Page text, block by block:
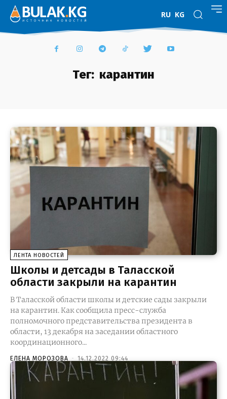
RU KG
Тег: карантин
ЛЕНТА НОВОСТЕЙ
Школы и детсады в Таласской
области закрыли на карантин
В Таласской области школы и детские сады закрыли
на карантин. Как сообщила пресс-служба
полномочного представительства президента в
области, 13 декабря на заседании областного
координационного...
ЕЛЕНА МОРОЗОВА - 14.12.2022 09:44